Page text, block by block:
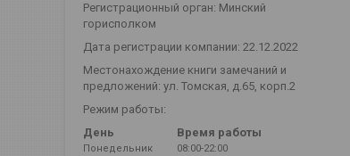
Регистрационный орган: Минский
горисполком
Дата регистрации компании: 22.12.2022
Местонахождение книги замечаний и
предложений: ул. Томская, д.65, корп.2
Режим работы:
День
Время работы
Понедельник
08:00-22:00